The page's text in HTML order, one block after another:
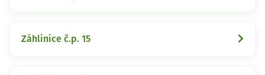
Záhlinice č.p. 15